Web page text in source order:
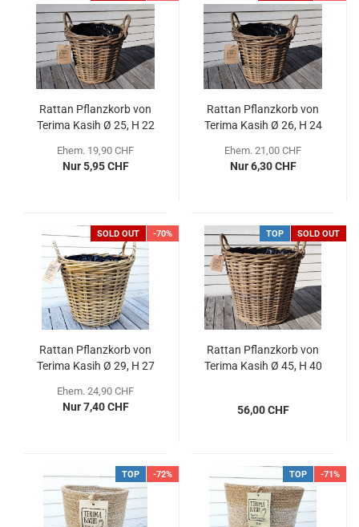
Rattan Pflanzkorb von
Terima Kasih Ø 25, H 22
Ehem. 19,90 CHF
Nur 5,95 CHF
Rattan Pflanzkorb von
Terima Kasih Ø 26, H 24
Ehem. 21,00 CHF
Nur 6,30 CHF
SOLD OUT -70%
Rattan Pflanzkorb von
Terima Kasih Ø 29, H 27
Ehem. 24,90 CHF
Nur 7,40 CHF
TOP SOLD OUT
Rattan Pflanzkorb von
Terima Kasih Ø 45, H 40
56,00 CHF
TOP -72% TOP -71%